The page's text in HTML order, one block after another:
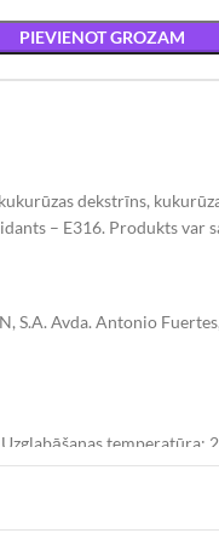
PIEVIENOT GROZAM
dekstrīns,
– E316. Produkts var
S.A. Avda. Antonio
temperatūra:
Kcal